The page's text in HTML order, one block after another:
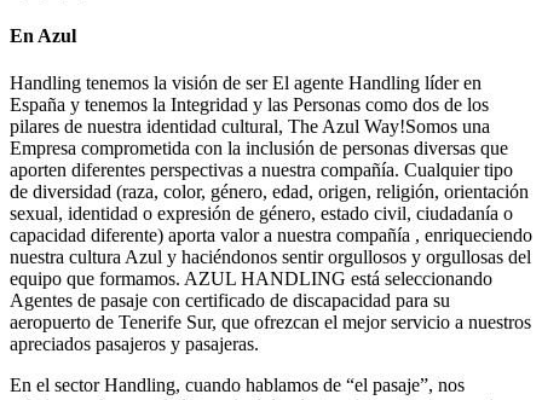
En Azul
Handling tenemos la visión de ser El agente Handling líder en
España y tenemos la Integridad y las Personas como dos de los
pilares de nuestra identidad cultural, The Azul Way!Somos una
Empresa comprometida con la inclusión de personas diversas que
aporten diferentes perspectivas a nuestra compañía. Cualquier tipo
de diversidad (raza, color, género, edad, origen, religión, orientación
sexual, identidad o expresión de género, estado civil, ciudadanía o
capacidad diferente) aporta valor a nuestra compañía , enriqueciendo
nuestra cultura Azul y haciéndonos sentir orgullosos y orgullosas del
equipo que formamos. AZUL HANDLING está seleccionando
Agentes de pasaje con certificado de discapacidad para su
aeropuerto de Tenerife Sur, que ofrezcan el mejor servicio a nuestros
apreciados pasajeros y pasajeras.
En el sector Handling, cuando hablamos de “el pasaje”, nos